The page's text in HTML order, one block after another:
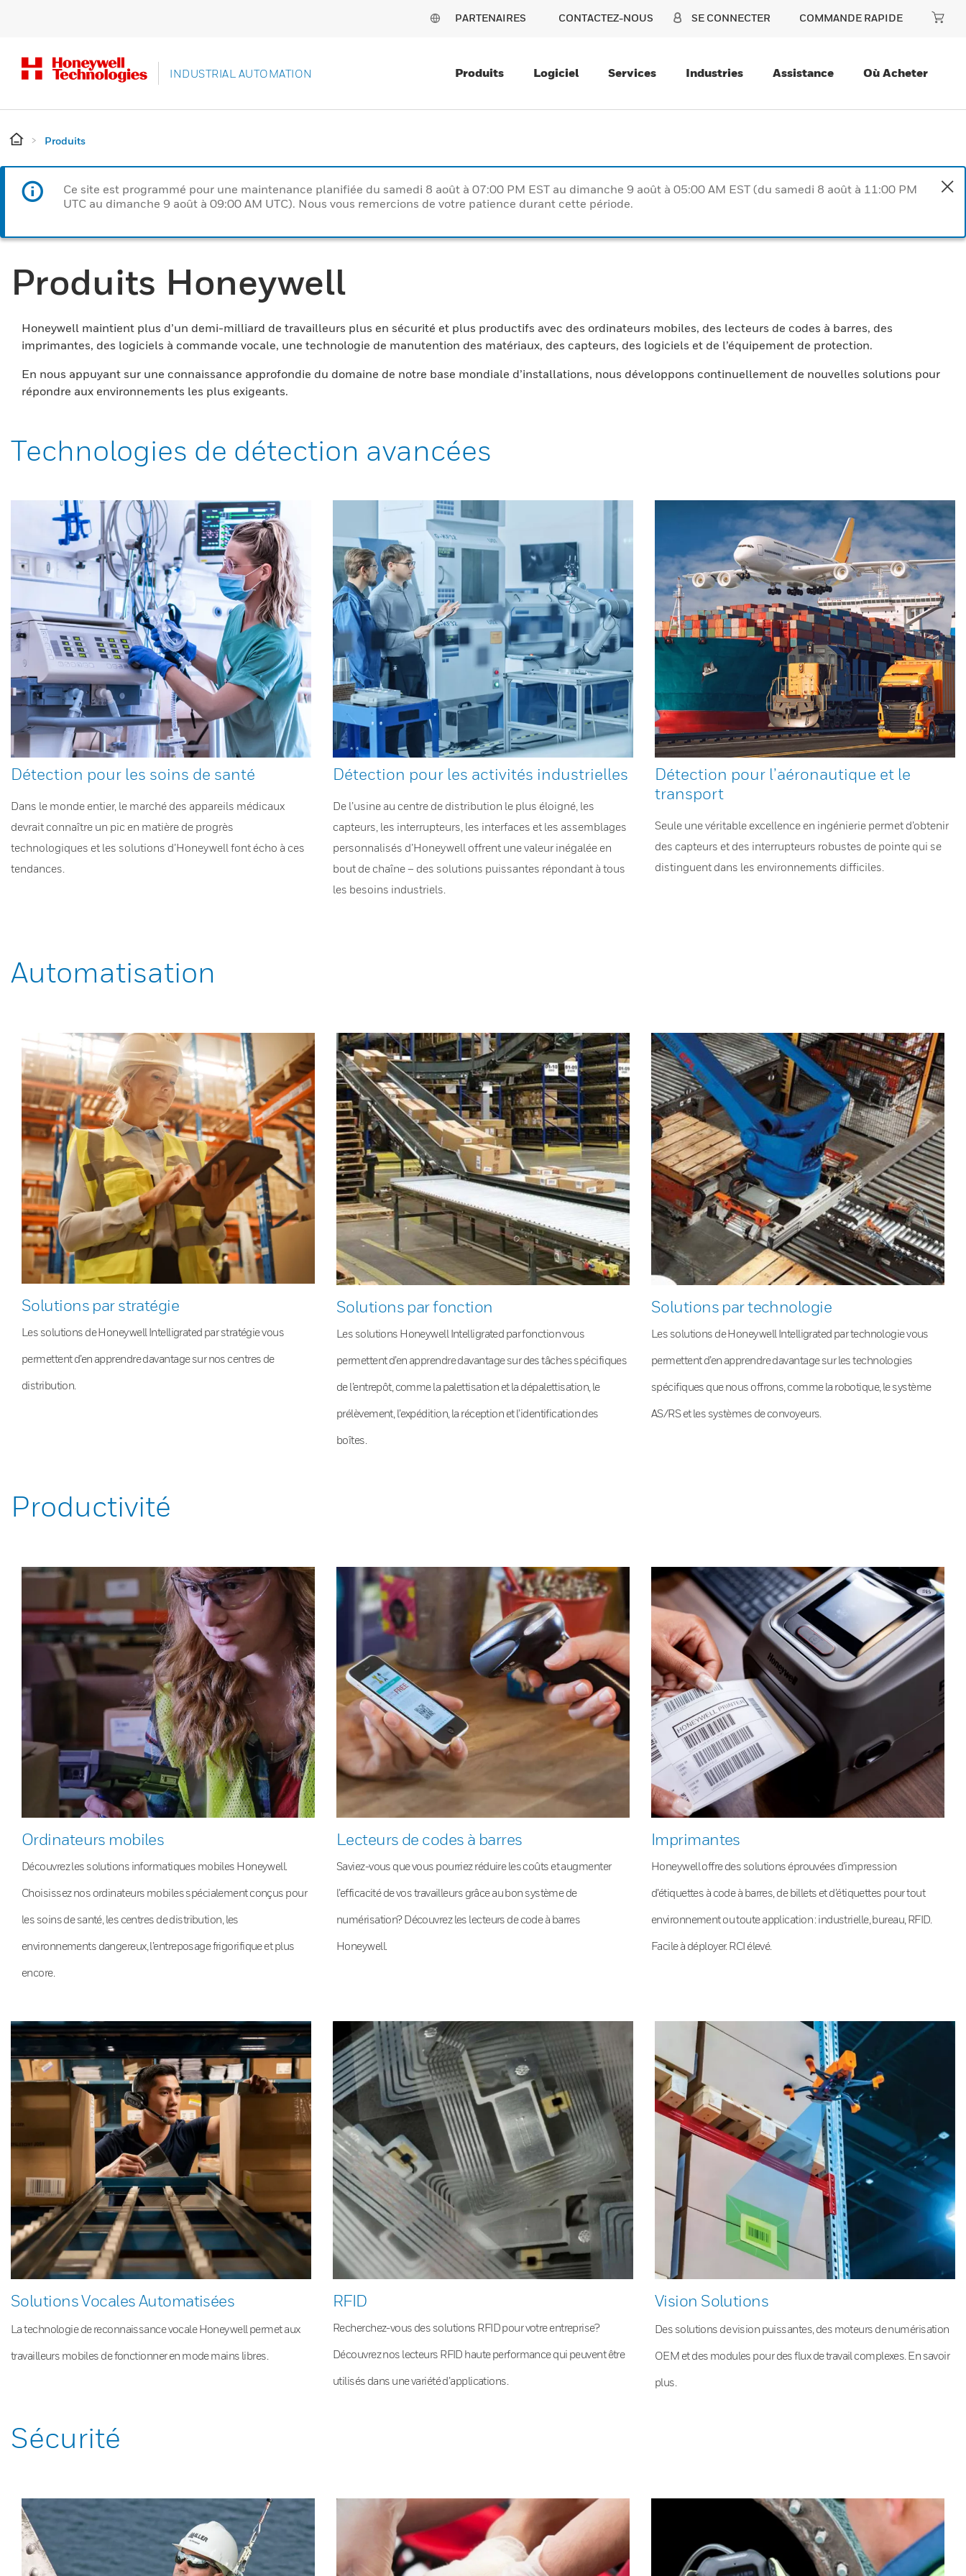
PARTENAIRES CONTACTEZ-NOUS SE CONNECTER COMMANDE RAPIDE
INDUSTRIAL AUTOMATION Produits Logiciel Services Industries Assistance Où Acheter
Produits
Ce site est programmé pour une maintenance planifiée du samedi 8 août à 07:00 PM EST au dimanche 9 août à 05:00 AM EST (du samedi 8 août à 11:00 PM
UTC au dimanche 9 août à 09:00 AM UTC). Nous vous remercions de votre patience durant cette période.
Produits Honeywell
Honeywell maintient plus d’un demi-milliard de travailleurs plus en sécurité et plus productifs avec des ordinateurs mobiles, des lecteurs de codes à barres, des
imprimantes, des logiciels à commande vocale, une technologie de manutention des matériaux, des capteurs, des logiciels et de l’équipement de protection.
En nous appuyant sur une connaissance approfondie du domaine de notre base mondiale d’installations, nous développons continuellement de nouvelles solutions pour
répondre aux environnements les plus exigeants.
Technologies de détection avancées
Détection pour les soins de santé
Dans le monde entier, le marché des appareils médicaux
devrait connaître un pic en matière de progrès
technologiques et les solutions d’Honeywell font écho à ces
tendances.
Détection pour les activités industrielles
De l’usine au centre de distribution le plus éloigné, les
capteurs, les interrupteurs, les interfaces et les assemblages
personnalisés d’Honeywell offrent une valeur inégalée en
bout de chaîne – des solutions puissantes répondant à tous
les besoins industriels.
Détection pour l’aéronautique et le
transport
Seule une véritable excellence en ingénierie permet d’obtenir
des capteurs et des interrupteurs robustes de pointe qui se
distinguent dans les environnements difficiles.
Automatisation
Solutions par stratégie
Les solutions de Honeywell Intelligrated par stratégie vous
permettent d’en apprendre davantage sur nos centres de
distribution.
Solutions par fonction
Les solutions Honeywell Intelligrated par fonction vous
permettent d’en apprendre davantage sur des tâches spécifiques
de l’entrepôt, comme la palettisation et la dépalettisation, le
prélèvement, l’expédition, la réception et l’identification des
boîtes.
Solutions par technologie
Les solutions de Honeywell Intelligrated par technologie vous
permettent d’en apprendre davantage sur les technologies
spécifiques que nous offrons, comme la robotique, le système
AS/RS et les systèmes de convoyeurs.
Productivité
Ordinateurs mobiles
Découvrez les solutions informatiques mobiles Honeywell.
Choisissez nos ordinateurs mobiles spécialement conçus pour
les soins de santé, les centres de distribution, les
environnements dangereux, l’entreposage frigorifique et plus
encore.
Lecteurs de codes à barres
Saviez-vous que vous pourriez réduire les coûts et augmenter
l’efficacité de vos travailleurs grâce au bon système de
numérisation? Découvrez les lecteurs de code à barres
Honeywell.
Imprimantes
Honeywell offre des solutions éprouvées d’impression
d’étiquettes à code à barres, de billets et d’étiquettes pour tout
environnement ou toute application : industrielle, bureau, RFID.
Facile à déployer. RCI élevé.
Solutions Vocales Automatisées
La technologie de reconnaissance vocale Honeywell permet aux
travailleurs mobiles de fonctionner en mode mains libres.
RFID
Recherchez-vous des solutions RFID pour votre entreprise?
Découvrez nos lecteurs RFID haute performance qui peuvent être
utilisés dans une variété d’applications.
Vision Solutions
Des solutions de vision puissantes, des moteurs de numérisation
OEM et des modules pour des flux de travail complexes. En savoir
plus.
Sécurité